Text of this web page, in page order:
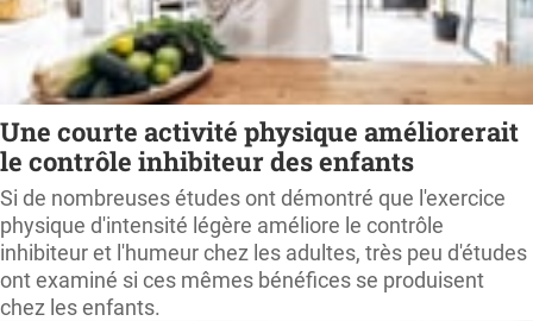
Une courte activité physique améliorerait
le contrôle inhibiteur des enfants
Si de nombreuses études ont démontré que l'exercice
physique d'intensité légère améliore le contrôle
inhibiteur et l'humeur chez les adultes, très peu d'études
ont examiné si ces mêmes bénéfices se produisent
chez les enfants.